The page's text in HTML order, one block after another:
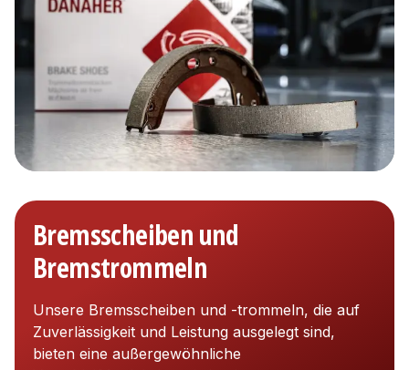
Bremsscheiben und
Bremstrommeln
Unsere Bremsscheiben und -trommeln, die auf
Zuverlässigkeit und Leistung ausgelegt sind,
bieten eine außergewöhnliche